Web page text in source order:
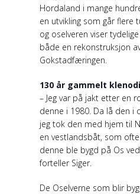
Hordaland i mange
en utvikling som går flere
og oselveren viser
både en rekonstruksjon
Gokstadfæringen.
130 år gammelt
– Jeg var på jakt etter en
denne i 1980. Da lå den i
jeg tok den med hjem til
en vestlandsbåt, som
denne ble bygd på Os
forteller Siger.
De Oselverne som blir